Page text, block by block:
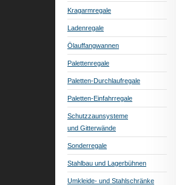
Kragarmregale
Ladenregale
Ölauffangwannen
Palettenregale
Paletten-Durchlaufregale
Paletten-Einfahrregale
Schutzzaunsysteme
und Gitterwände
Sonderregale
Stahlbau und Lagerbühnen
Umkleide- und Stahlschränke